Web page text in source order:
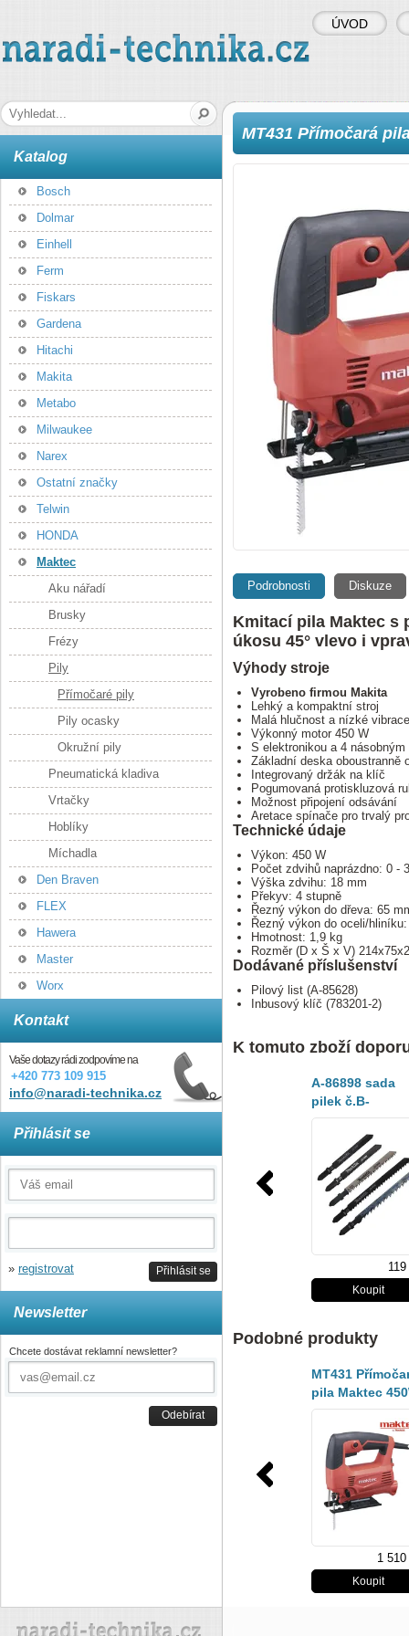
naradi-technika.cz
MT431 Přímočará
Podrobnosti Diskuze
Kmitací pila Maktec s
úkosu 45° vlevo i
Výhody stroje
Vyrobeno firmou Makita
Lehký a kompaktní stroj
Malá hlučnost a nízké vibrace
Výkonný motor 450 W
S elektronikou a 4
Základní deska oboustranně
Integrovaný držák na klíč
Pogumovaná protiskluzová
Možnost připojení odsávání
Aretace spínače pro trvalý
Technické údaje
Výkon: 450 W
Počet zdvihů naprázdno: 0 -
Výška zdvihu: 18 mm
Překyv: 4 stupně
Řezný výkon do dřeva: 65
Řezný výkon do oceli/
Hmotnost: 1,9 kg
Rozměr (D x Š x V)
Dodávané příslušenství
Pilový list (A-85628)
Inbusový klíč (783201-2)
K tomuto zboží
A-86898 sada
pilek č.B-
13,16,22,23,105
Podobné produkty
MT431
pila Maktec
1
Katalog
Bosch
Dolmar
Einhell
Ferm
Fiskars
Gardena
Hitachi
Makita
Metabo
Milwaukee
Narex
Ostatní značky
Telwin
HONDA
Maktec
Aku nářadí
Brusky
Frézy
Pily
Přímočaré pily
Pily ocasky
Okružní pily
Pneumatická kladiva
Vrtačky
Hoblíky
Míchadla
Den Braven
FLEX
Hawera
Master
Worx
Kontakt
Vaše dotazy rádi zodpovíme na
+420 773 109 915
info@naradi-technika.cz
Přihlásit se
Přihlásit se
» registrovat
Newsletter
Chcete dostávat reklamní newsletter?
Odebírat
ÚVOD
Hledaná fráze